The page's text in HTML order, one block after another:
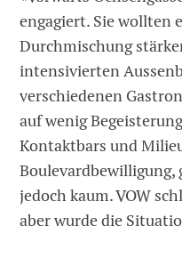
engagiert. Sie wollten
Durchmischung
intensivierten
verschiedenen
auf wenig
Kontaktbars und
Boulevardbewilligung,
jedoch kaum. VOW
aber wurde die